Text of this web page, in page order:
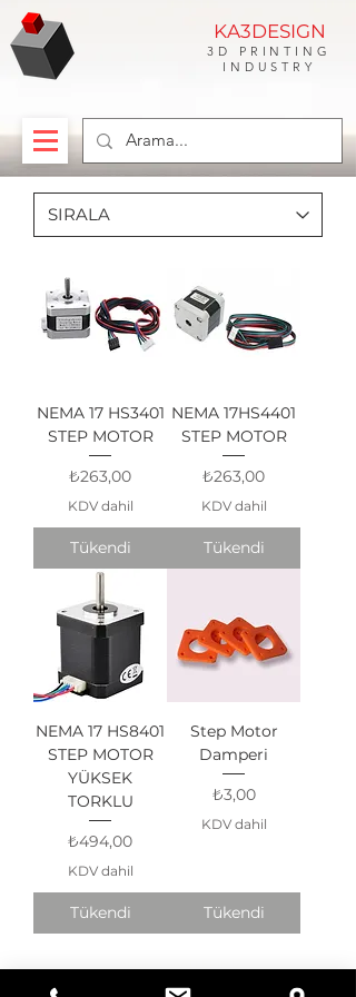
KA3DESIGN
3D PRINTING
INDUSTRY
NEMA 17 HS3401
STEP MOTOR
Fiyat
₺263,00
KDV dahil
Tükendi
NEMA 17HS4401
STEP MOTOR
Fiyat
₺263,00
KDV dahil
Tükendi
NEMA 17 HS8401
STEP MOTOR
YÜKSEK
TORKLU
Fiyat
₺494,00
KDV dahil
Tükendi
Step Motor
Damperi
Fiyat
₺3,00
KDV dahil
Tükendi